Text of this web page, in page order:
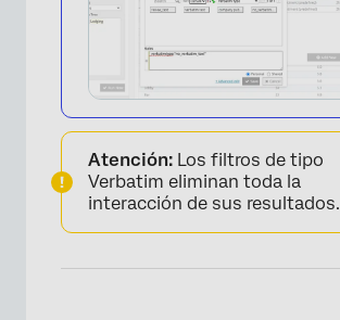
Atención: Los filtros de tipo
Verbatim eliminan toda la
interacción de sus resultados.